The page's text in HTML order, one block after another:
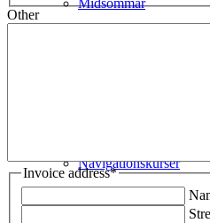
Midsommar
Navigationskurser
Other
Invoice address*